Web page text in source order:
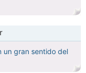
un gran sentido del